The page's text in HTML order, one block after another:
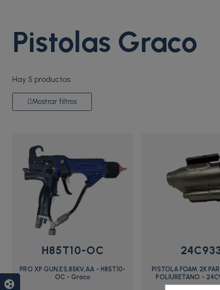
Pistolas Graco
Hay 5 productos.
Mostrar filtros
H85T10-OC
PRO XP GUN,ES,85KV,AA - H85T10-
OC - Graco
PISTOLA FOAM 2K
POLIURETANO -
Graco
group_work